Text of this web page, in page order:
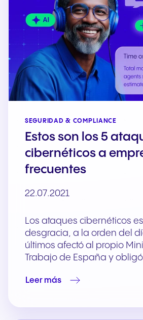
SEGURIDAD & COMPLIANCE
Estos son los 5
cibernéticos a
frecuentes
22.07.2021
Los ataques cibernéticos
desgracia, a la orden del
últimos afectó al propio
Trabajo de España y
Leer más